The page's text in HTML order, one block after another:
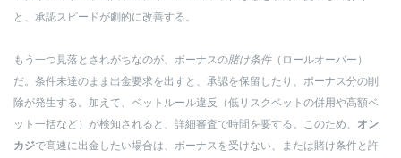
と、承認スピードが劇的に改善する。
もう一つ見落とされがちなのが、ボーナスの賭け条件（ロールオーバー）
だ。条件未達のまま出金要求を出すと、承認を保留したり、ボーナス分の削
除が発生する。加えて、ベットルール違反（低リスクベットの併用や高額ベ
ット一括など）が検知されると、詳細審査で時間を要する。このため、 オン
カジで高速に出金したい場合は、ボーナスを受けない、または賭け条件と許